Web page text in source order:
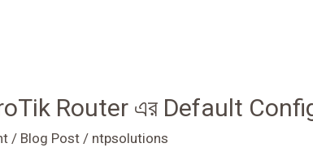
Router এর Default
/ Blog Post / ntpsolutions